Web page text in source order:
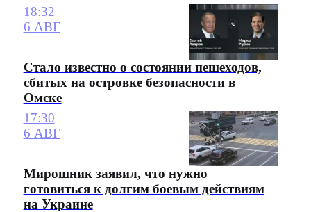
18:32
6 АВГ
Стало известно о состоянии пешеходов,
сбитых на островке безопасности в
Омске
17:30
6 АВГ
Мирошник заявил, что нужно
готовиться к долгим боевым действиям
на Украине